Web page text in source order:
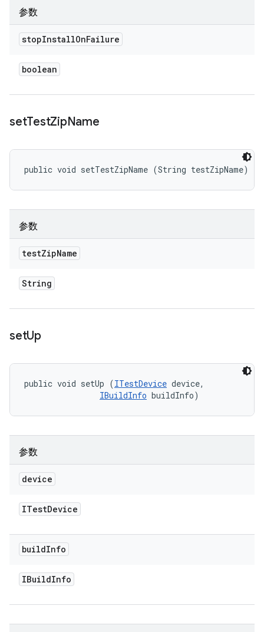
参数
stopInstallOnFailure
boolean
setTestZipName
public void setTestZipName (String testZipName)
参数
testZipName
String
setUp
public void setUp (ITestDevice device,
IBuildInfo buildInfo)
参数
device
ITestDevice
buildInfo
IBuildInfo